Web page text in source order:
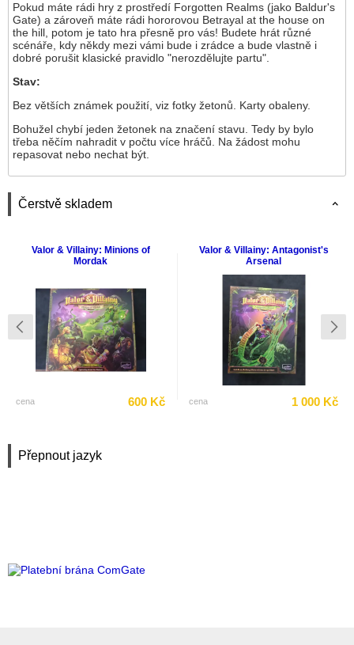
Přepnout jazyk
Pokud máte rádi hry z prostředí Forgotten Realms (jako Baldur's
Gate) a zároveň máte rádi hororovou Betrayal at the house on
the hill, potom je tato hra přesně pro vás! Budete hrát různé
scénáře, kdy někdy mezi vámi bude i zrádce a bude vlastně i
dobré porušit klasické pravidlo "nerozdělujte partu".
Stav:
Bez větších známek použití, viz fotky žetonů. Karty obaleny.
Bohužel chybí jeden žetonek na značení stavu. Tedy by bylo
třeba něčím nahradit v počtu více hráčů. Na žádost mohu
repasovat nebo nechat být.
Čerstvě skladem
Valor & Villainy: Minions of
Mordak
cena 600 Kč
Valor & Villainy: Antagonist's
Arsenal
cena 1 000 Kč